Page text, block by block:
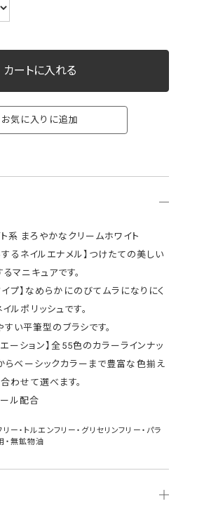
お気に入りに追加
系 まろやかなクリームホワイト
るネイルエナメル】つけたての美しい
マニキュアです。
プ】なめらかにのびてムラになりにく
ルポリッシュです。
すい平筆型のブラシです。
ーション】全55色のカラーラインナッ
らベーシックカラーまで豊富な色揃え
わせて選べます。
ル配合
ー・トルエンフリー・グリセリンフリー・パラ
・無鉱物油